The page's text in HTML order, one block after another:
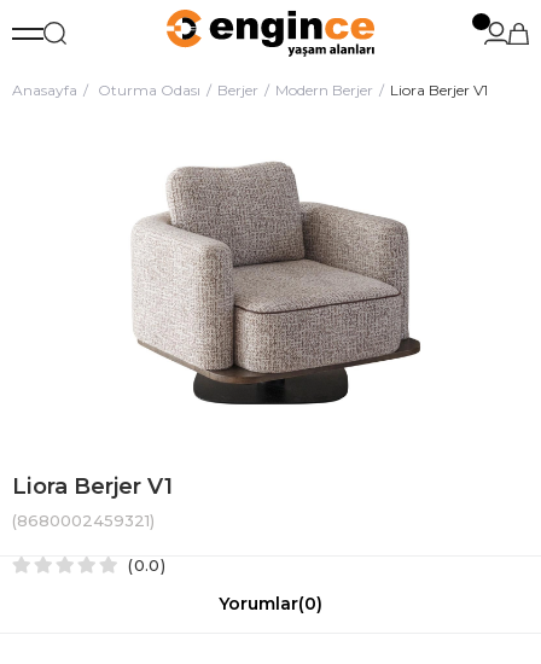
Anasayfa Oturma Odası Berjer Modern Berjer Liora Berjer V1
Liora Berjer V1
(8680002459321)
0.0
Yorumlar(0)